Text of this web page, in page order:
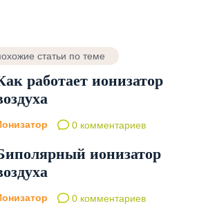
статьи по теме
работает ионизатор
0 комментариев
ионизатор
0 комментариев